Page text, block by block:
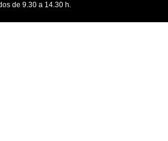
de 9.30 a 14.30 h.